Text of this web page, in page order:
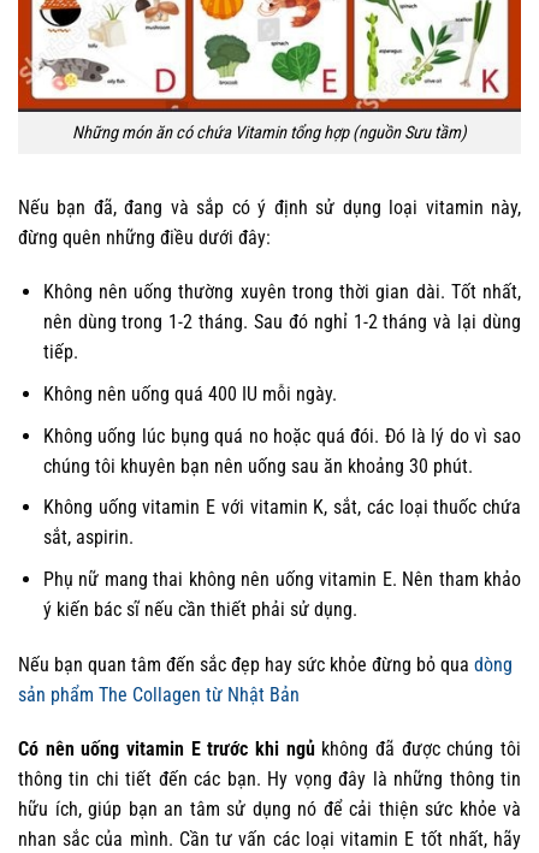
Những món ăn có chứa Vitamin tổng hợp (nguồn Sưu tầm)
Nếu bạn đã, đang và sắp có ý định sử dụng loại vitamin này,
đừng quên những điều dưới đây:
Không nên uống thường xuyên trong thời gian dài. Tốt nhất,
nên dùng trong 1-2 tháng. Sau đó nghỉ 1-2 tháng và lại dùng
tiếp.
Không nên uống quá 400 IU mỗi ngày.
Không uống lúc bụng quá no hoặc quá đói. Đó là lý do vì sao
chúng tôi khuyên bạn nên uống sau ăn khoảng 30 phút.
Không uống vitamin E với vitamin K, sắt, các loại thuốc chứa
sắt, aspirin.
Phụ nữ mang thai không nên uống vitamin E. Nên tham khảo
ý kiến bác sĩ nếu cần thiết phải sử dụng.
Nếu bạn quan tâm đến sắc đẹp hay sức khỏe đừng bỏ qua dòng
sản phẩm The Collagen từ Nhật Bản
Có nên uống vitamin E trước khi ngủ không đã được chúng tôi
thông tin chi tiết đến các bạn. Hy vọng đây là những thông tin
hữu ích, giúp bạn an tâm sử dụng nó để cải thiện sức khỏe và
nhan sắc của mình. Cần tư vấn các loại vitamin E tốt nhất, hãy